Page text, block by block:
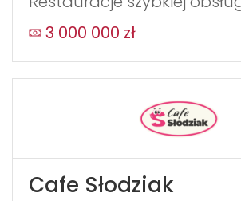
3 000 000 zł
Cafe Słodziak